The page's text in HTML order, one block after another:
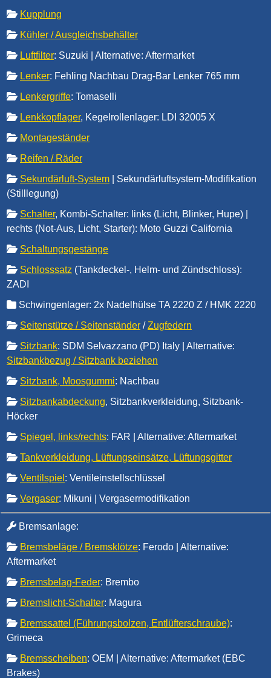
Kupplung
Kühler / Ausgleichsbehälter
Luftfilter: Suzuki | Alternative: Aftermarket
Lenker: Fehling Nachbau Drag-Bar Lenker 765 mm
Lenkergriffe: Tomaselli
Lenkkopflager, Kegelrollenlager: LDI 32005 X
Montageständer
Reifen / Räder
Sekundärluft-System | Sekundärluftsystem-Modifikation
(Stilllegung)
Schalter, Kombi-Schalter: links (Licht, Blinker, Hupe) |
rechts (Not-Aus, Licht, Starter): Moto Guzzi California
Schaltungsgestänge
Schlosssatz (Tankdeckel-, Helm- und Zündschloss):
ZADI
Schwingenlager: 2x Nadelhülse TA 2220 Z / HMK 2220
Seitenstütze / Seitenständer /Zugfedern
Sitzbank: SDM Selvazzano (PD) Italy | Alternative:
Sitzbankbezug / Sitzbank beziehen
Sitzbank, Moosgummi: Nachbau
Sitzbankabdeckung, Sitzbankverkleidung, Sitzbank-
Höcker
Spiegel, links/rechts: FAR | Alternative: Aftermarket
Tankverkleidung, Lüftungseinsätze, Lüftungsgitter
Ventilspiel : Ventileinstellschlüssel
Vergaser: Mikuni | Vergasermodifikation
Bremsanlage:
Bremsbeläge / Bremsklötze: Ferodo | Alternative:
Aftermarket
Bremsbelag-Feder: Brembo
Bremslicht-Schalter: Magura
Bremssattel (Führungsbolzen, Entlüfterschraube):
Grimeca
Bremsscheiben: OEM | Alternative: Aftermarket (EBC
Brakes)